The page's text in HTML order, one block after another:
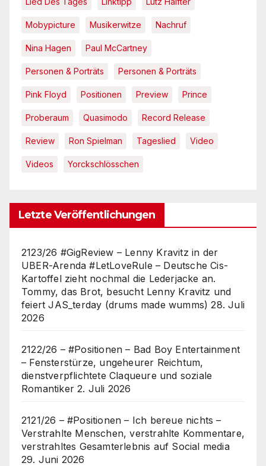
Mobypicture Musikerwitze Nachruf
Nina Hagen Paul McCartney
Personen & Porträts Personen & Porträts
Pink Floyd Positionen Preview Prince
Proberaum Quasimodo Record Release
Review Ron Spielman Tageslied Video
Videos Yorckschlösschen
Letzte Veröffentlichungen
2123/26 #GigReview – Lenny Kravitz in der
UBER-Arenda #LetLoveRule – Deutsche Cis-
Kartoffel zieht nochmal die Lederjacke an.
Tommy, das Brot, besucht Lenny Kravitz und
feiert JAS_terday (drums made wumms) 28. Juli
2026
2122/26 – #Positionen – Bad Boy Entertainment
– Fensterstürze, ungeheurer Reichtum,
dienstverpflichtete Claqueure und soziale
Romantiker 2. Juli 2026
2121/26 – #Positionen – Ich bereue nichts –
Verstrahlte Menschen, verstrahlte Kommentare,
verstrahltes Gesamterlebnis auf Social media
29. Juni 2026